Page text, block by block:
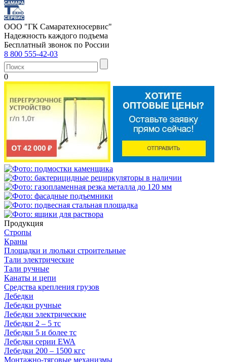
ООО "ГК Самаратехносервис"
Надежность каждого подъема
Бесплатный звонок по России
8 800 555-42-03
0
Продукция
Стропы
Краны
Площадки и люльки строительные
Тали электрические
Тали ручные
Канаты и цепи
Средства крепления грузов
Лебедки
Лебедки ручные
Лебедки электрические
Лебедки 2 – 5 тс
Лебедки 5 и более тс
Лебедки серии EWA
Лебедки 200 – 1500 кгс
Монтажно-тяговые механизмы